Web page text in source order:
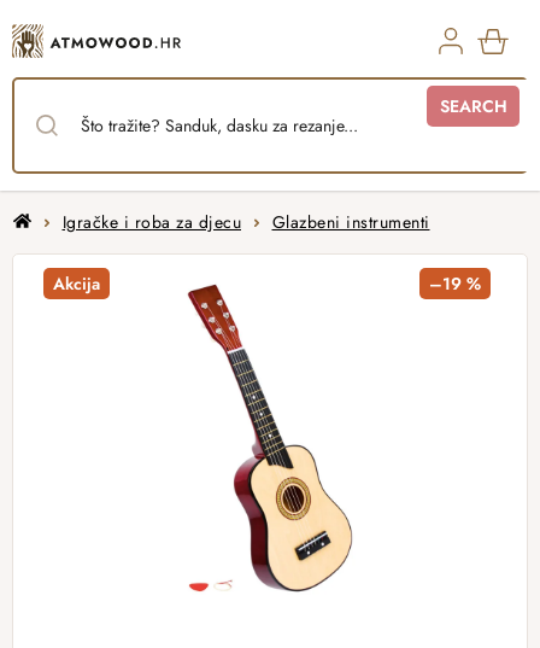
to
content
SEARCH
HomeIgračke i roba za djecu Glazbeni instrumenti
Akcija –19 %